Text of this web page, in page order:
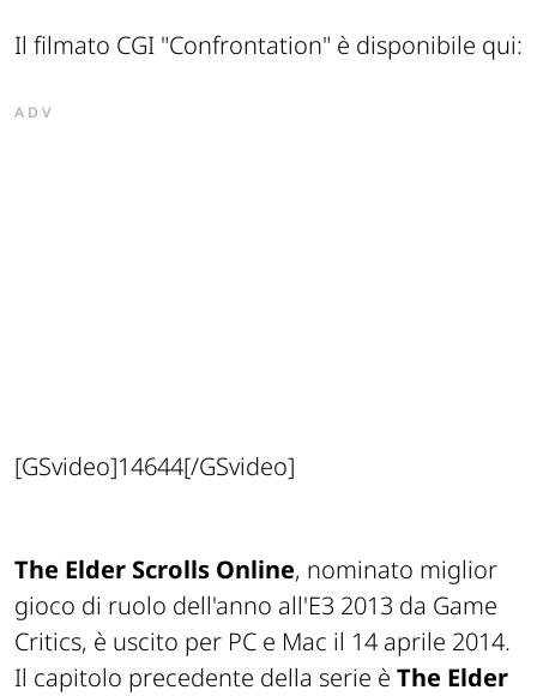
Il filmato CGI "Confrontation" è disponibile qui:
ADV
[GSvideo]14644[/GSvideo]
The Elder Scrolls Online, nominato miglior
gioco di ruolo dell'anno all'E3 2013 da Game
Critics, è uscito per PC e Mac il 14 aprile 2014.
Il capitolo precedente della serie è The Elder